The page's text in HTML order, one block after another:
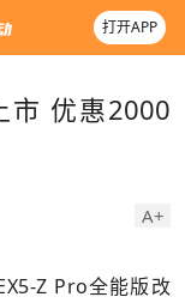
打开APP
市 优惠2000
A+
Z Pro全能版改